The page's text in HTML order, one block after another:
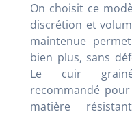
On choisit ce
discrétion et
maintenue
bien plus, sans
Le cuir
recommandé
matière